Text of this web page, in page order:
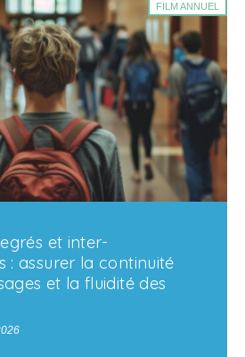
FILM ANNUEL
et inter-
: assurer la continuité
et la fluidité des